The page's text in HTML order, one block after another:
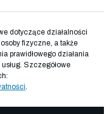
dotyczące działalności
fizyczne, a także
prawidłowego działania
Szczegółowe